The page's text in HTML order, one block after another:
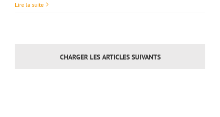
Légumes
maraîchère
Lire la suite
CHARGER LES ARTICLES SUIVANTS